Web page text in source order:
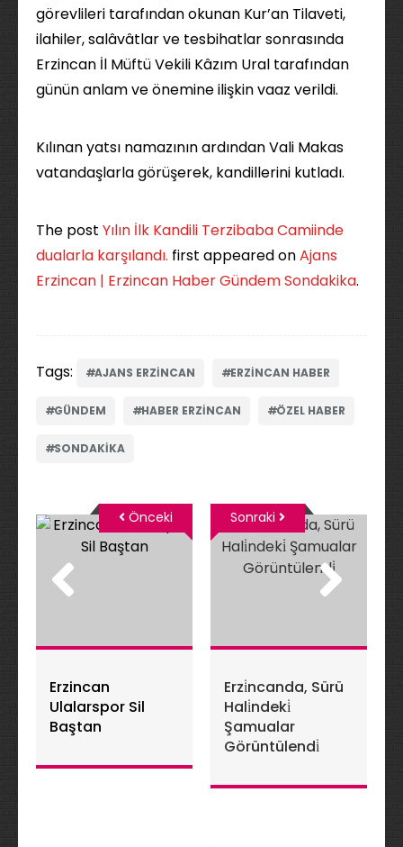
görevlileri tarafından okunan Kur’an Tilaveti,
ilahiler, salâvâtlar ve tesbihatlar sonrasında
Erzincan İl Müftü Vekili Kâzım Ural tarafından
günün anlam ve önemine ilişkin vaaz verildi.
Kılınan yatsı namazının ardından Vali Makas
vatandaşlarla görüşerek, kandillerini kutladı.
The post Yılın İlk Kandili Terzibaba Camiinde
dualarla karşılandı. first appeared onAjans
Erzincan | Erzincan Haber Gündem Sondakika.
Tags: AJANS ERZINCAN ERZINCAN HABER
GÜNDEM HABER ERZINCAN ÖZEL HABER
SONDAKIKA
Erzincan
Ulalarspor Sil
Baştan
Önceki
Erzi̇ncanda, Sürü
Hali̇ndeki̇
Şamualar
Görüntülendi̇
Sonraki